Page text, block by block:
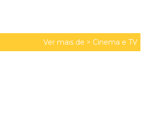
Ver mais de > Cinema e TV